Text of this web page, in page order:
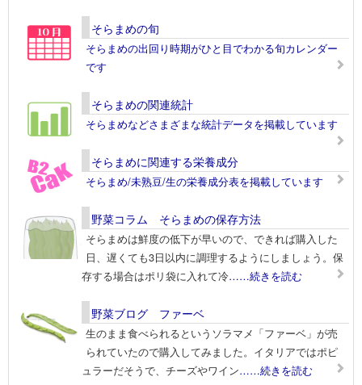
そらまめの旬
そらまめの出回り時期がひと目でわかる旬カレンダー
です
そらまめの関連統計
そらまめなどさまざまな統計データを掲載しています
そらまめに関連する栄養成分
そらまめ/未熟豆/生の栄養成分表を掲載しています
野菜コラム そらまめの保存方法
そらまめは鮮度の低下が早いので、できれば購入した
日、遅くても3日以内に調理するようにしましょう。保
存する場合はポリ袋に入れて冷……続きを読む
野菜ブログ ファーベ
生のまま食べられるというソラマメ「ファーベ」が売
られていたので購入してみました。イタリアではポピ
ュラーだそうで、チーズやワイン……続きを読む